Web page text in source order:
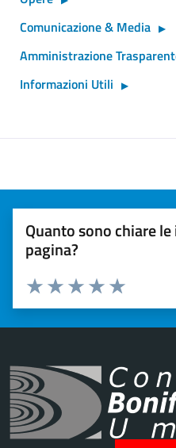
Comunicazione & Media
Amministrazione
Informazioni Utili
Quanto sono chiare
pagina?
Valuta 5
Valuta 4 stelle
Valuta 3 stelle su 5
Valuta 2 stelle su 5
Valuta 1 stelle su 5